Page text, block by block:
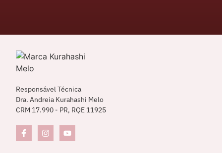
Responsável Técnica
Dra. Andreia Kurahashi Melo
CRM 17.990 - PR, RQE 11925